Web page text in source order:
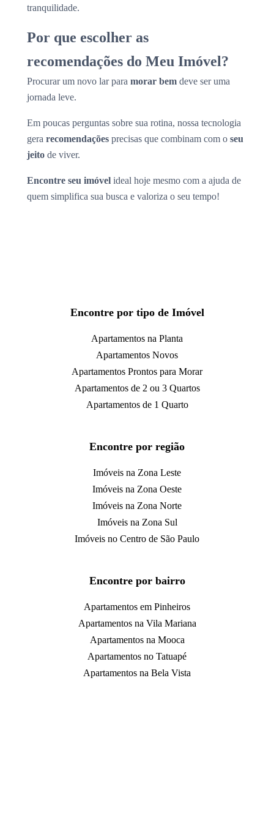
tranquilidade.
Por que escolher as
recomendações do Meu Imóvel?
Procurar um novo lar para morar bem deve ser uma
jornada leve.
Em poucas perguntas sobre sua rotina, nossa tecnologia
gera recomendações precisas que combinam com o seu
jeito de viver.
Encontre seu imóvel ideal hoje mesmo com a ajuda de
quem simplifica sua busca e valoriza o seu tempo!
Encontre por tipo de Imóvel
Apartamentos na Planta
Apartamentos Novos
Apartamentos Prontos para Morar
Apartamentos de 2 ou 3 Quartos
Apartamentos de 1 Quarto
Encontre por região
Imóveis na Zona Leste
Imóveis na Zona Oeste
Imóveis na Zona Norte
Imóveis na Zona Sul
Imóveis no Centro de São Paulo
Encontre por bairro
Apartamentos em Pinheiros
Apartamentos na Vila Mariana
Apartamentos na Mooca
Apartamentos no Tatuapé
Apartamentos na Bela Vista